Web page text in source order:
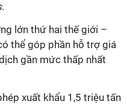
lớn thứ hai thế giới –
thể góp phần hỗ trợ giá
gần mức thấp nhất
xuất khẩu 1,5 triệu tấn